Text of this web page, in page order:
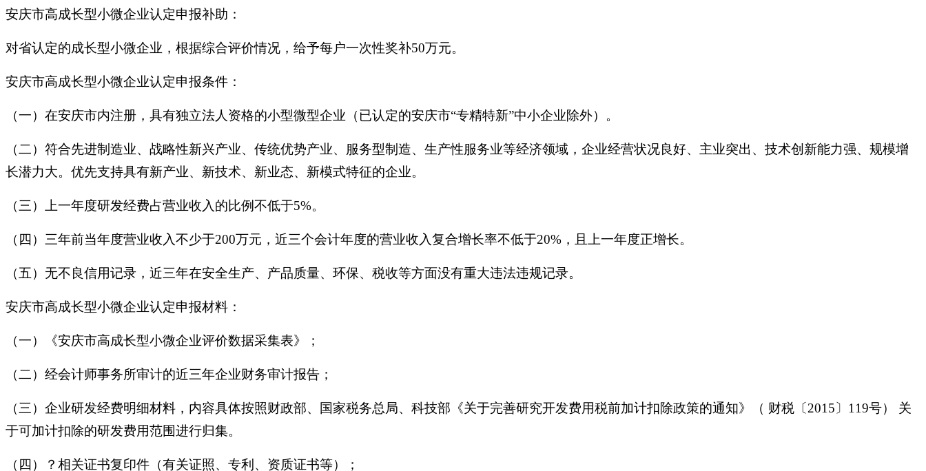
安庆市高成长型小微企业认定申报补助：
对省认定的成长型小微企业，根据综合评价情况，给予每户一次性奖补50万元。
安庆市高成长型小微企业认定申报条件：
（一）在安庆市内注册，具有独立法人资格的小型微型企业（已认定的安庆市“专精特新”中小企业除外）。
（二）符合先进制造业、战略性新兴产业、传统优势产业、服务型制造、生产性服务业等经济领域，企业经营状况良好、主业突出、技术创新能力强、规模增
长潜力大。优先支持具有新产业、新技术、新业态、新模式特征的企业。
（三）上一年度研发经费占营业收入的比例不低于5%。
（四）三年前当年度营业收入不少于200万元，近三个会计年度的营业收入复合增长率不低于20%，且上一年度正增长。
（五）无不良信用记录，近三年在安全生产、产品质量、环保、税收等方面没有重大违法违规记录。
安庆市高成长型小微企业认定申报材料：
（一）《安庆市高成长型小微企业评价数据采集表》；
（二）经会计师事务所审计的近三年企业财务审计报告；
（三）企业研发经费明细材料，内容具体按照财政部、国家税务总局、科技部《关于完善研究开发费用税前加计扣除政策的通知》（ 财税〔2015〕119号） 关
于可加计扣除的研发费用范围进行归集。
（四）？相关证书复印件（有关证照、专利、资质证书等）；